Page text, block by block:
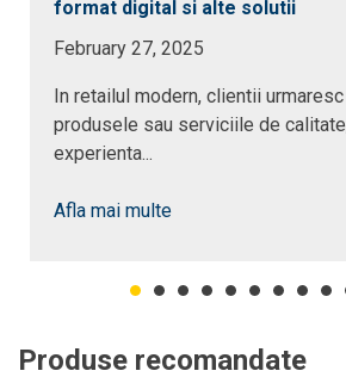
format digital si alte solutii
February 27, 2025
In retailul modern, clientii
produsele sau serviciile de
experienta...
Afla mai multe
Produse recomandate